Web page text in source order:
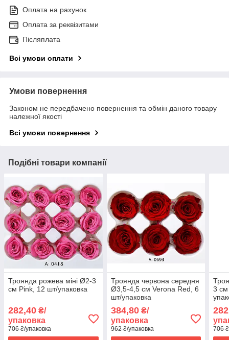
Оплата на рахунок
Оплата за реквізитами
Післяплата
Всі умови оплати
Умови повернення
Законом не передбачено повернення та обмін даного товару
належної якості
Всі умови повернення
Подібні товари компанії
Троянда рожева міні Ø2-3
см Pink, 12 шт/упаковка
282,40 ₴/
упаковка
706 ₴/упаковка
Троянда червона середня
Ø3,5-4,5 см Verona Red, 6
шт/упаковка
384,80₴/
упаковка
962 ₴/упаковка
3
706